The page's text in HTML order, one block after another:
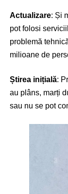
Actualizare: Și
pot folosi
problemă
milioane de
Știrea inițială:
au plâns, marți
sau nu se pot